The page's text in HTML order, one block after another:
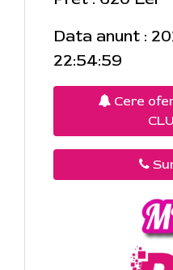
Data anunt :
22:54:59
Cere